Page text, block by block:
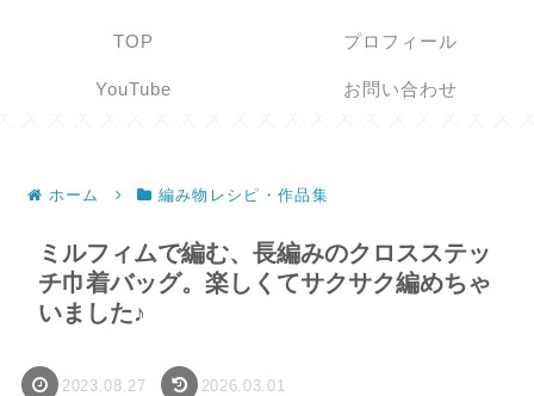
TOP プロフィール
YouTube お問い合わせ
ホーム 編み物レシピ・作品集
ミルフィムで編む、長編みのクロスステッ
チ巾着バッグ。楽しくてサクサク編めちゃ
いました♪
2023.08.27 2026.03.01